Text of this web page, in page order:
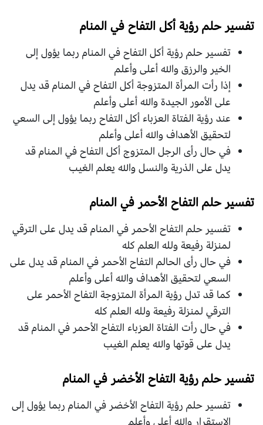
تفسير حلم رؤية أكل التفاح في المنام
تفسير حلم رؤية أكل التفاح في المنام ربما يؤول إلى
الخير والرزق والله أعلى وأعلم
إذا رأت المرأة المتزوجة أكل التفاح في المنام قد يدل
على الأمور الجيدة والله أعلى وأعلم
عند رؤية الفتاة العزباء أكل التفاح ربما يؤول إلى السعي
لتحقيق الأهداف والله أعلى وأعلم
في حال رأى الرجل المتزوج أكل التفاح في المنام قد
يدل على الذرية والنسل والله يعلم الغيب
تفسير حلم التفاح الأحمر في المنام
تفسير حلم التفاح الأحمر في المنام قد يدل على الترقي
لمنزلة رفيعة ولله العلم كله
في حال رأى الحالم التفاح الأحمر في المنام قد يدل على
السعي لتحقيق الأهداف والله أعلى وأعلم
كما قد تدل رؤية المرأة المتزوجة التفاح الأحمر على
الترقي لمنزلة رفيعة ولله العلم كله
في حال رأت الفتاة العزباء التفاح الأحمر في المنام قد
يدل على قوتها والله يعلم الغيب
تفسير حلم رؤية التفاح الأخضر في المنام
تفسير حلم رؤية التفاح الأخضر في المنام ربما يؤول إلى
الاستقرار والله أعلى وأعلم